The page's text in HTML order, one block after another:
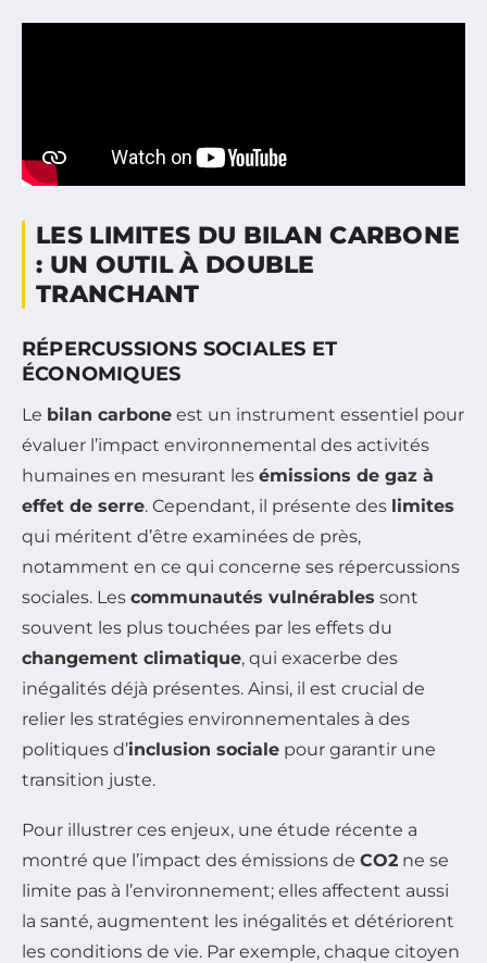
LES LIMITES DU BILAN CARBONE
: UN OUTIL À DOUBLE
TRANCHANT
RÉPERCUSSIONS SOCIALES ET
ÉCONOMIQUES
Le bilan carbone est un instrument essentiel pour
évaluer l’impact environnemental des activités
humaines en mesurant les émissions de gaz à
effet de serre. Cependant, il présente des limites
qui méritent d’être examinées de près,
notamment en ce qui concerne ses répercussions
sociales. Les communautés vulnérables sont
souvent les plus touchées par les effets du
changement climatique, qui exacerbe des
inégalités déjà présentes. Ainsi, il est crucial de
relier les stratégies environnementales à des
politiques d’inclusion sociale pour garantir une
transition juste.
Pour illustrer ces enjeux, une étude récente a
montré que l’impact des émissions de CO2 ne se
limite pas à l’environnement; elles affectent aussi
la santé, augmentent les inégalités et détériorent
les conditions de vie. Par exemple, chaque citoyen